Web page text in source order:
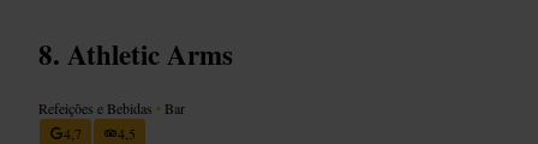
Athletic Arms
Refeições e Bebidas • Bar
4,7
4,5